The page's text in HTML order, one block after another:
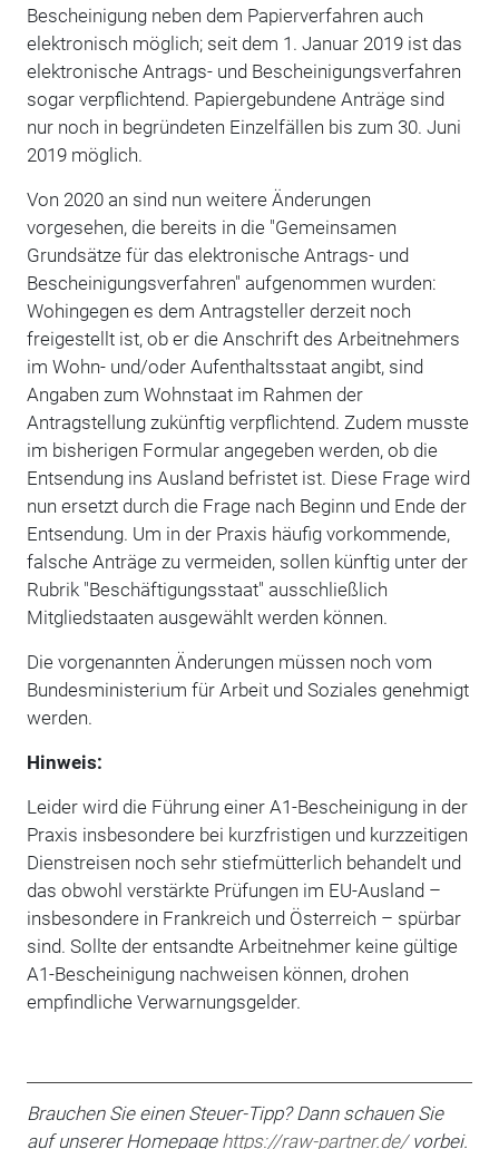
Bescheinigung neben dem Papierverfahren auch
elektronisch möglich; seit dem 1. Januar 2019 ist das
elektronische Antrags- und Bescheinigungsverfahren
sogar ver­pflichtend. Papiergebundene Anträge sind
nur noch in begründeten Einzelfällen bis zum 30. Juni
2019 möglich.
Von 2020 an sind nun weitere Änderungen
vorgesehen, die bereits in die "Gemeinsamen
Grundsätze für das elektronische Antrags- und
Bescheinigungsverfahren" aufgenommen wurden:
Wohingegen es dem Antragstel­ler derzeit noch
freigestellt ist, ob er die Anschrift des Arbeitnehmers
im Wohn- und/oder Aufenthaltsstaat angibt, sind
Angaben zum Wohn­staat im Rahmen der
Antragstellung zu­künftig verpflichtend. Zudem musste
im bisherigen Formular angegeben werden, ob die
Ent­sendung ins Ausland befristet ist. Diese Frage wird
nun ersetzt durch die Frage nach Beginn und Ende der
Entsendung. Um in der Praxis häufig vorkommende,
falsche Anträge zu vermeiden, sollen künftig unter der
Rubrik "Beschäfti­gungsstaat" ausschließlich
Mitgliedstaaten ausgewählt werden können.
Die vorgenannten Änderungen müssen noch vom
Bundesministerium für Arbeit und Soziales genehmigt
werden.
Hinweis:
Leider wird die Führung einer A1-Bescheinigung in der
Praxis insbesondere bei kurzfristigen und kurzzeitigen
Dienstreisen noch sehr stiefmüt­terlich behandelt und
das obwohl verstärkte Prüfungen im EU-Ausland –
insbesondere in Frankreich und Österreich – spürbar
sind. Soll­te der entsandte Arbeitnehmer keine gültige
A1-Bescheinigung nachweisen können, dro­hen
empfindliche Verwarnungsgelder.
Brauchen Sie einen Steuer-Tipp? Dann schauen Sie
auf unserer Homepage https://raw-partner.de/vorbei.